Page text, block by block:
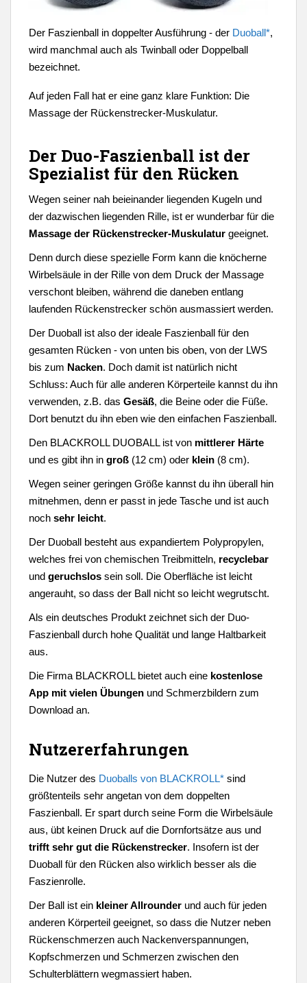
Der Faszienball in doppelter Ausführung - der Duoball*,
wird manchmal auch als Twinball oder Doppelball
bezeichnet.
Auf jeden Fall hat er eine ganz klare Funktion: Die
Massage der Rückenstrecker-Muskulatur.
Der Duo-Faszienball ist der
Spezialist für den Rücken
Wegen seiner nah beieinander liegenden Kugeln und
der dazwischen liegenden Rille, ist er wunderbar für die
Massage der Rückenstrecker-Muskulatur geeignet.
Denn durch diese spezielle Form kann die knöcherne
Wirbelsäule in der Rille von dem Druck der Massage
verschont bleiben, während die daneben entlang
laufenden Rückenstrecker schön ausmassiert werden.
Der Duoball ist also der ideale Faszienball für den
gesamten Rücken - von unten bis oben, von der LWS
bis zum Nacken. Doch damit ist natürlich nicht
Schluss: Auch für alle anderen Körperteile kannst du ihn
verwenden, z.B. das Gesäß, die Beine oder die Füße.
Dort benutzt du ihn eben wie den einfachen Faszienball.
Den BLACKROLL DUOBALL ist von mittlerer Härte
und es gibt ihn in groß (12 cm) oder klein (8 cm).
Wegen seiner geringen Größe kannst du ihn überall hin
mitnehmen, denn er passt in jede Tasche und ist auch
noch sehr leicht.
Der Duoball besteht aus expandiertem Polypropylen,
welches frei von chemischen Treibmitteln, recyclebar
und geruchslos sein soll. Die Oberfläche ist leicht
angerauht, so dass der Ball nicht so leicht wegrutscht.
Als ein deutsches Produkt zeichnet sich der Duo-
Faszienball durch hohe Qualität und lange Haltbarkeit
aus.
Die Firma BLACKROLL bietet auch eine kostenlose
App mit vielen Übungen und Schmerzbildern zum
Download an.
Nutzererfahrungen
Die Nutzer des Duoballs von BLACKROLL* sind
größtenteils sehr angetan von dem doppelten
Faszienball. Er spart durch seine Form die Wirbelsäule
aus, übt keinen Druck auf die Dornfortsätze aus und
trifft sehr gut die Rückenstrecker. Insofern ist der
Duoball für den Rücken also wirklich besser als die
Faszienrolle.
Der Ball ist ein kleiner Allrounder und auch für jeden
anderen Körperteil geeignet, so dass die Nutzer neben
Rückenschmerzen auch Nackenverspannungen,
Kopfschmerzen und Schmerzen zwischen den
Schulterblättern wegmassiert haben.